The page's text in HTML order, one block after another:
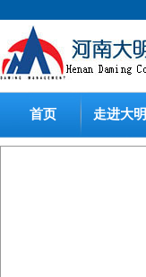
首页 走进大明